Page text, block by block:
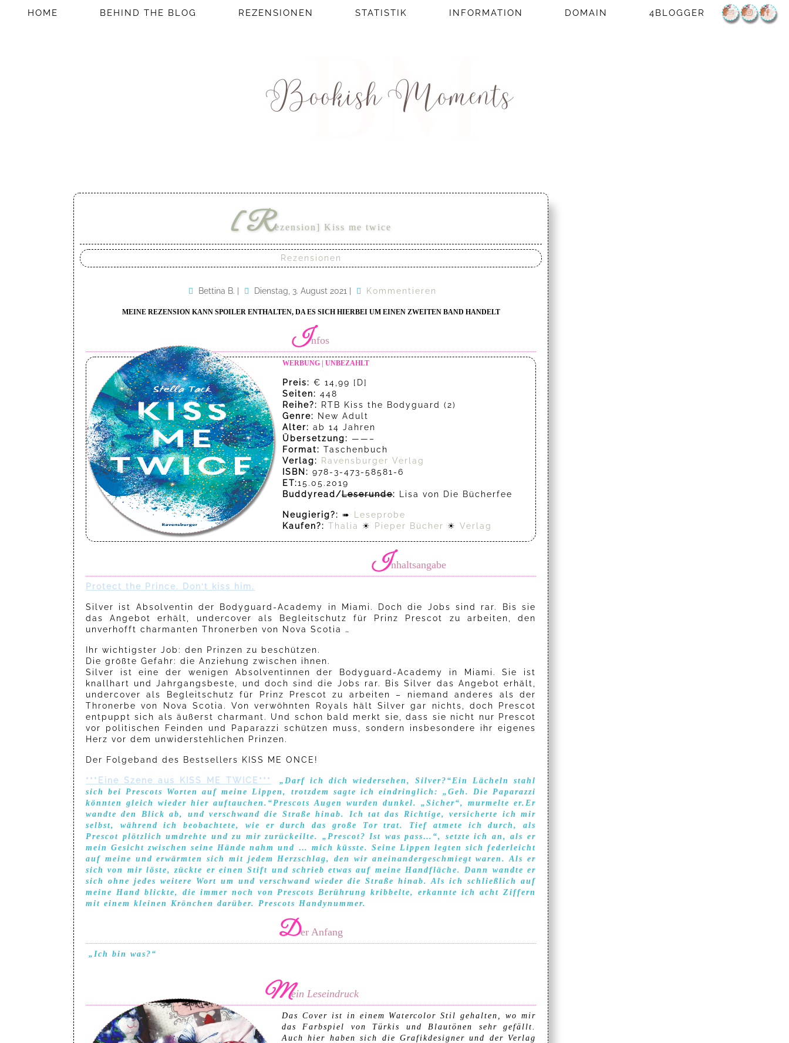
HOME BEHIND THE BLOG REZENSIONEN STATISTIK INFORMATION DOMAIN 4BLOGGER
[Rezension] Kiss me twice
Rezensionen
Bettina B. Dienstag, 3. August 2021 Kommentieren
MEINE REZENSION KANN SPOILER ENTHALTEN, DA ES SICH HIERBEI UM EINEN ZWEITEN BAND HANDELT
Infos
WERBUNG | UNBEZAHLT
Preis: € 14,99 [D]
Seiten: 448
Reihe?:
RTB Kiss the Bodyguard (2)
Genre:
New Adult
Alter: ab 14 Jahren
Übersetzung: ——–
Format: Taschenbuch
Verlag:
Ravensburger Verlag
ISBN: 978-3-473-58581-6
ET:15.05.2019
Buddyread/Leserunde: Lisa von Die Bücherfee
Neugierig?: ➠
Leseprobe
Kaufen?: Thalia ☀ Pieper Bücher ☀ Verlag
Inhaltsangabe
Protect the Prince. Don‘t kiss him.
Silver ist Absolventin der Bodyguard-Academy in Miami. Doch die Jobs sind rar. Bis sie
das Angebot erhält, undercover als Begleitschutz für Prinz Prescot zu arbeiten, den
unverhofft charmanten Thronerben von Nova Scotia …
Ihr wichtigster Job: den Prinzen zu beschützen.
Die größte Gefahr: die Anziehung zwischen ihnen.
Silver ist eine der wenigen Absolventinnen der Bodyguard-Academy in Miami. Sie ist
knallhart und Jahrgangsbeste, und doch sind die Jobs rar. Bis Silver das Angebot erhält,
undercover als Begleitschutz für Prinz Prescot zu arbeiten – niemand anderes als der
Thronerbe von Nova Scotia. Von verwöhnten Royals hält Silver gar nichts, doch Prescot
entpuppt sich als äußerst charmant. Und schon bald merkt sie, dass sie nicht nur Prescot
vor politischen Feinden und Paparazzi schützen muss, sondern insbesondere ihr eigenes
Herz vor dem unwiderstehlichen Prinzen.
Der Folgeband des Bestsellers KISS ME ONCE!
***Eine Szene aus KISS ME TWICE***
„Darf ich dich wiedersehen, Silver?“Ein Lächeln stahl
sich bei Prescots Worten auf meine Lippen, trotzdem sagte ich eindringlich: „Geh. Die Paparazzi
könnten gleich wieder hier auftauchen.“Prescots Augen wurden dunkel. „Sicher“, murmelte er.Er
wandte den Blick ab, und verschwand die Straße hinab. Ich tat das Richtige, versicherte ich mir
selbst, während ich beobachtete, wie er durch das große Tor trat. Tief atmete ich durch, als
Prescot plötzlich umdrehte und zu mir zurückeilte. „Prescot? Ist was pass…“, setzte ich an, als er
mein Gesicht zwischen seine Hände nahm und … mich küsste. Seine Lippen legten sich federleicht
auf meine und erwärmten sich mit jedem Herzschlag, den wir aneinandergeschmiegt waren. Als er
sich von mir löste, zückte er einen Stift und schrieb etwas auf meine Handfläche. Dann wandte er
sich ohne jedes weitere Wort um und verschwand wieder die Straße hinab. Als ich schließlich auf
meine Hand blickte, die immer noch von Prescots Berührung kribbelte, erkannte ich acht Ziffern
mit einem kleinen Krönchen darüber. Prescots Handynummer.
Der Anfang
„Ich bin was?“
Mein Leseindruck
Das Cover ist in einem Watercolor Stil gehalten, wo mir
das Farbspiel von Türkis und Blautönen sehr gefällt.
Auch hier haben sich die Grafikdesigner und der Verlag